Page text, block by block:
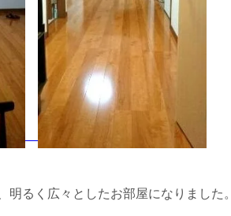
るく広々としたお部屋になりました。